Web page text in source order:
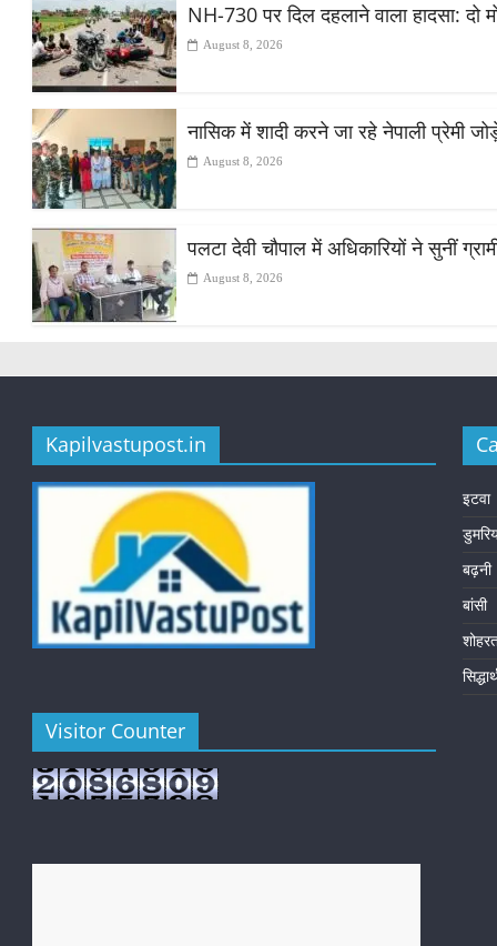
NH-730 पर दिल दहलाने वाला हादसा: दो
August 8, 2026
नासिक में शादी करने जा रहे नेपाली प्रेमी
August 8, 2026
पलटा देवी चौपाल में अधिकारियों ने सुनीं
August 8, 2026
Kapilvastupost.in
Visitor Counter
इटवा
बढ़नी
बांसी